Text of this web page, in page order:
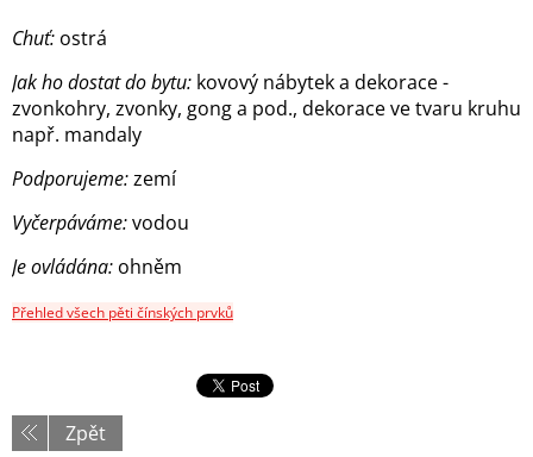
Chuť: ostrá
Jak ho dostat do bytu: kovový nábytek a dekorace -
zvonkohry, zvonky, gong a pod., dekorace ve tvaru kruhu
např. mandaly
Podporujeme:zemí
Vyčerpáváme:vodou
Je ovládána: ohněm
Přehled všech pěti čínských prvků
Zpět